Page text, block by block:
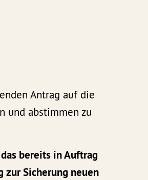
Antrag auf die
und abstimmen zu
bereits in Auftrag
Sicherung neuen